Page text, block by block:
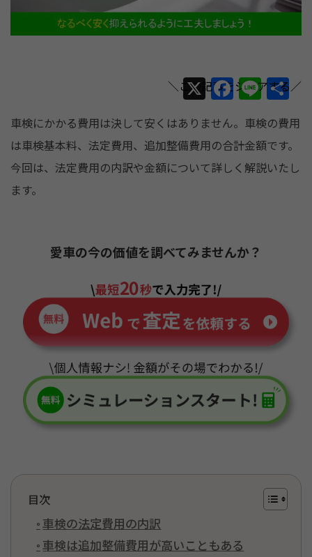
X F
a
c
e
b
k
Li
n
e
共
有
車検にかかる費用は決して安くはありません。車検の費用
は車検基本料、法定費用、追加整備費用の合計金額です。
今回は、法定費用の内訳や金額について詳しく解説いたし
ます。
愛車の今の価値を調べてみませんか？
目次
車検の法定費用の内訳
車検は追加整備費用が高いこともある